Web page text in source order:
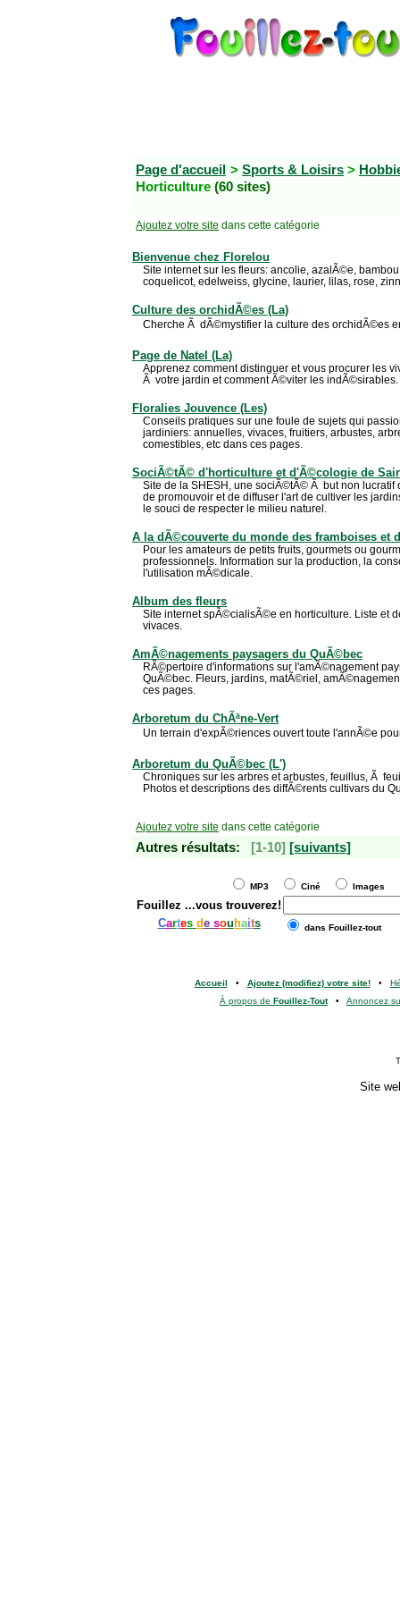
Page d'accueil > Sports & Loisirs >
Horticulture (60 sites)
Ajoutez votre site dans cette catégorie
Bienvenue chez Florelou
Site internet sur les fleurs: ancolie, azalÃ©e,
coquelicot, edelweiss, glycine, laurier, lilas, rose,
Culture des orchidÃ©es (La)
Cherche Ã dÃ©mystifier la culture des orchidÃ©es
Page de Natel (La)
Apprenez comment distinguer et vous procurer les
Ã votre jardin et comment Ã©viter les indÃ©sirables.
Floralies Jouvence (Les)
Conseils pratiques sur une foule de sujets qui
jardiniers: annuelles, vivaces, fruitiers, arbustes,
comestibles, etc dans ces pages.
SociÃ©tÃ© d'horticulture et d'Ã©cologie de
Site de la SHESH, une sociÃ©tÃ© Ã but non lucratif
de promouvoir et de diffuser l'art de cultiver les
le souci de respecter le milieu naturel.
A la dÃ©couverte du monde des framboises et
Pour les amateurs de petits fruits, gourmets ou
professionnels. Information sur la production, la
l'utilisation mÃ©dicale.
Album des fleurs
Site internet spÃ©cialisÃ©e en horticulture. Liste et
vivaces.
AmÃ©nagements paysagers du QuÃ©bec
RÃ©pertoire d'informations sur l'amÃ©nagement
QuÃ©bec. Fleurs, jardins, matÃ©riel,
ces pages.
Arboretum du ChÃªne-Vert
Un terrain d'expÃ©riences ouvert toute l'annÃ©e
Arboretum du QuÃ©bec (L')
Chroniques sur les arbres et arbustes, feuillus, Ã
Photos et descriptions des diffÃ©rents cultivars du
Ajoutez votre site dans cette catégorie
Autres résultats: [1-10] [suivants]
MP3 Ciné Images
Fouillez ...vous trouverez!
Cartes de sou haits dans Fouillez-tout
Accueil • Ajoutez (modifiez) votre site!•
À propos de Fouillez-Tout• Annoncez
Site